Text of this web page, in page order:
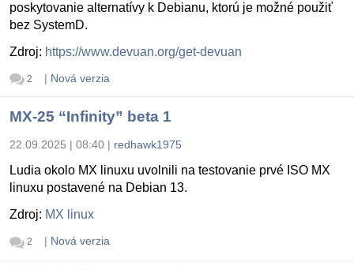
poskytovanie alternatívy k Debianu, ktorú je možné použiť
bez SystemD.
Zdroj: https://www.devuan.org/get-devuan
2 | Nová verzia
MX-25 “Infinity” beta 1
22.09.2025 | 08:40 | redhawk1975
Ludia okolo MX linuxu uvolnili na testovanie prvé ISO MX
linuxu postavené na Debian 13.
Zdroj: MX linux
2 | Nová verzia